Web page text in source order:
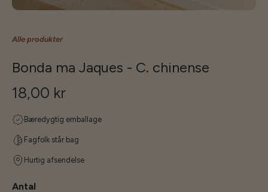
Alle produkter
Bonda ma Jaques - C. chinense
18,00 kr
Bæredygtig emballage
Fagfolk står bag
Hurtig afsendelse
Antal